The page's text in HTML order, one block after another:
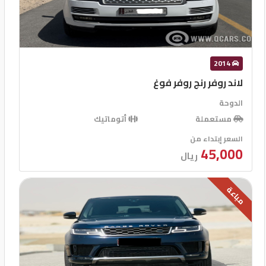
2014
لاند روفر رنج روفر فوغ
الدوحة
مستعملة
أتوماتيك
السعر إبتداء من
45,000 ريال
مباعة